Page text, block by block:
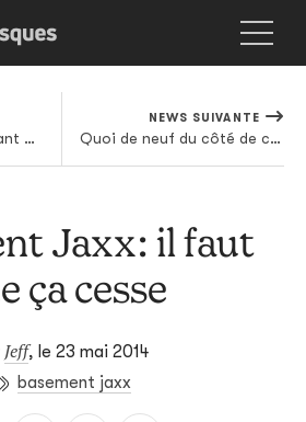
Le mini-album réunissant Robyn et Röyksopp se streame
NEWS SUIVANTE
Quoi de neuf du côté de chez JauneOrange ?
Jaxx: il faut
ça cesse
Jeff, le 23 mai 2014
basement jaxx